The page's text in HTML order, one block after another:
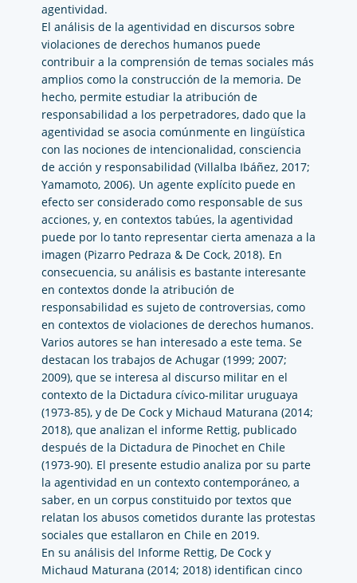
agentividad.
El análisis de la agentividad en discursos sobre
violaciones de derechos humanos puede
contribuir a la comprensión de temas sociales más
amplios como la construcción de la memoria. De
hecho, permite estudiar la atribución de
responsabilidad a los perpetradores, dado que la
agentividad se asocia comúnmente en lingüística
con las nociones de intencionalidad, consciencia
de acción y responsabilidad (Villalba Ibáñez, 2017;
Yamamoto, 2006). Un agente explícito puede en
efecto ser considerado como responsable de sus
acciones, y, en contextos tabúes, la agentividad
puede por lo tanto representar cierta amenaza a la
imagen (Pizarro Pedraza & De Cock, 2018). En
consecuencia, su análisis es bastante interesante
en contextos donde la atribución de
responsabilidad es sujeto de controversias, como
en contextos de violaciones de derechos humanos.
Varios autores se han interesado a este tema. Se
destacan los trabajos de Achugar (1999; 2007;
2009), que se interesa al discurso militar en el
contexto de la Dictadura cívico-militar uruguaya
(1973-85), y de De Cock y Michaud Maturana (2014;
2018), que analizan el informe Rettig, publicado
después de la Dictadura de Pinochet en Chile
(1973-90). El presente estudio analiza por su parte
la agentividad en un contexto contemporáneo, a
saber, en un corpus constituido por textos que
relatan los abusos cometidos durante las protestas
sociales que estallaron en Chile en 2019.
En su análisis del Informe Rettig, De Cock y
Michaud Maturana (2014; 2018) identifican cinco